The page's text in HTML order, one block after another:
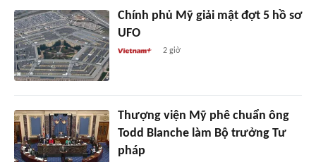
Chính phủ Mỹ giải mật đợt 5 hồ sơ
UFO
2 giờ
Thượng viện Mỹ phê chuẩn ông
Todd Blanche làm Bộ trưởng Tư
pháp